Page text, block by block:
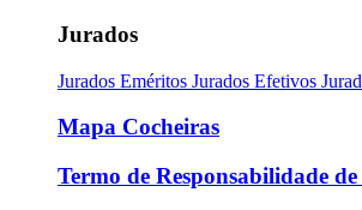
Jurados
Jurados Eméritos Jurados Efetivos
Mapa Cocheiras
Termo de Responsabilidade